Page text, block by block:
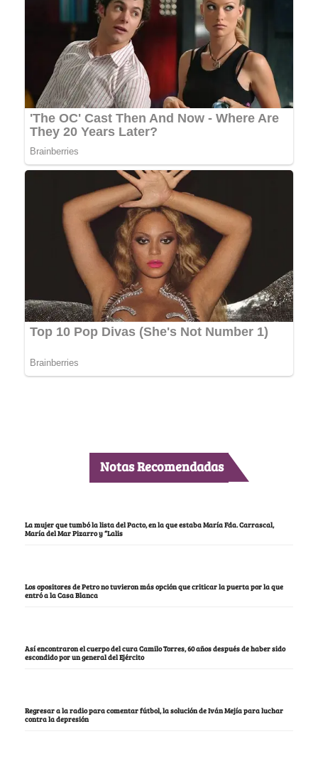
Notas Recomendadas
La mujer que tumbó la lista del Pacto, en la que estaba María Fda. Carrascal,
María del Mar Pizarro y “Lalis
Los opositores de Petro no tuvieron más opción que criticar la puerta por la que
entró a la Casa Blanca
Así encontraron el cuerpo del cura Camilo Torres, 60 años después de haber sido
escondido por un general del Ejército
Regresar a la radio para comentar fútbol, la solución de Iván Mejía para luchar
contra la depresión